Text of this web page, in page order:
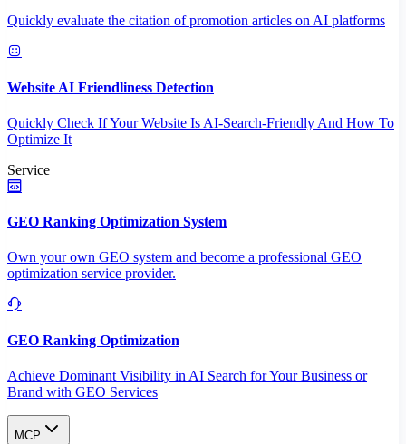
Quickly evaluate the citation of promotion articles on AI platforms
Website AI Friendliness Detection
Quickly Check If Your Website Is AI-Search-Friendly And How To
Optimize It
Service
GEO Ranking Optimization System
Own your own GEO system and become a professional GEO
optimization service provider.
GEO Ranking Optimization
Achieve Dominant Visibility in AI Search for Your Business or
Brand with GEO Services​
MCP